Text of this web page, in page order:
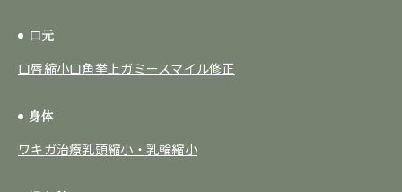
口元
口唇縮小口角挙上ガミースマイル修正
身体
ワキガ治療乳頭縮小・乳輪縮小